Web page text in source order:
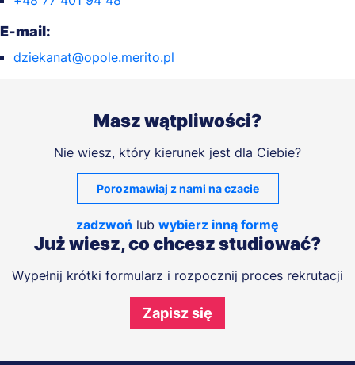
E-mail:
dziekanat@opole.merito.pl
Masz wątpliwości?
Nie wiesz, który kierunek jest dla Ciebie?
Porozmawiaj z nami na czacie
zadzwoń lub wybierz inną formę
Już wiesz, co chcesz studiować?
Wypełnij krótki formularz i rozpocznij proces rekrutacji
Zapisz się